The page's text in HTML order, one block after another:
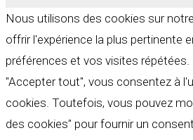
Nous utilisons des cookies sur
offrir l'expérience la plus pertinente
préférences et vos visites répétées.
"Accepter tout", vous consentez à
cookies. Toutefois, vous pouvez
des cookies" pour fournir un